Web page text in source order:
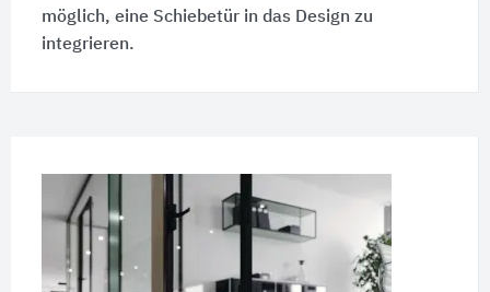
möglich, eine Schiebetür in das Design zu
integrieren.